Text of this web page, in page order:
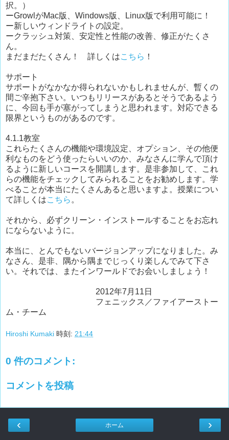
択。）
ーGrowlがMac版、Windows版、Linux版で利用可能に！
ー新しいウィンドライトの設定。
ークラッシュ対策、安定性と性能の改善、修正がたくさ
ん。
まだまだたくさん！ 詳しくはこちら ！
サポート
サポートがなかなか得られないかもしれませんが、暫くの
間ご辛抱下さい。いつもリリースがあるとそうであるよう
に、今回も手が塞がってしまうと思われます。対応できる
限界というものがあるのです。
4.1.1教室
これらたくさんの機能や環境設定、オプション、その他便
利なものをどう使ったらいいのか、みなさんに学んで頂け
るように新しいコースを開講します。是非参加して、これ
らの機能をチェックしてみられることをお勧めします。学
べることが本当にたくさんあると思いますよ。授業につい
て詳しくはこちら 。
それから、必ずクリーン・インストールすることをお忘れ
にならないように。
本当に、とんでもないバージョンアップになりました。み
なさん、是非、隅から隅までじっくり楽しんでみて下さ
い。それでは、またインワールドでお会いしましょう！
2012年7月11日
フェニックス／ファイアーストー
ム・チーム
Hiroshi Kumaki 時刻: 21:44
0 件のコメント:
コメントを投稿
‹ ›
ホーム